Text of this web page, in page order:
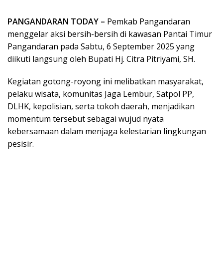
PANGANDARAN TODAY – Pemkab Pangandaran
menggelar aksi bersih-bersih di kawasan Pantai Timur
Pangandaran pada Sabtu, 6 September 2025 yang
diikuti langsung oleh Bupati Hj. Citra Pitriyami, SH.
Kegiatan gotong-royong ini melibatkan masyarakat,
pelaku wisata, komunitas Jaga Lembur, Satpol PP,
DLHK, kepolisian, serta tokoh daerah, menjadikan
momentum tersebut sebagai wujud nyata
kebersamaan dalam menjaga kelestarian lingkungan
pesisir.